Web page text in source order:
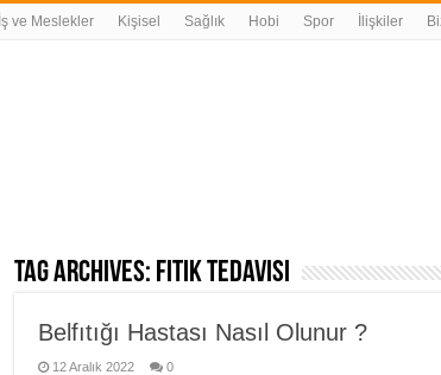
İş ve Meslekler Kişisel Sağlık Hobi Spor İlişkiler
Tag Archives: fıtık tedavisi
Belfıtığı Hastası Nasıl Olunur ?
12 Aralık 2022 0